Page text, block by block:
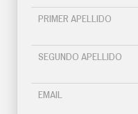
PRIMER APELLIDO
SEGUNDO APELLIDO
EMAIL